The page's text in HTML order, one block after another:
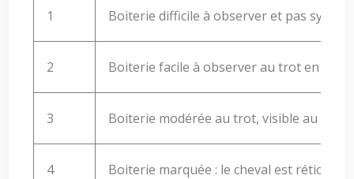
1 Boiterie difficile à observer et pas
2 Boiterie facile à observer au trot en
3 Boiterie modérée au trot, visible au pas.
4 Boiterie marquée : le cheval est réticent